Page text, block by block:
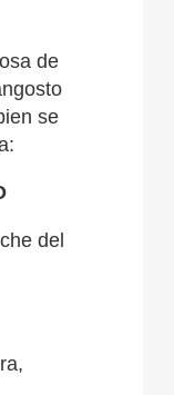
de
se
del